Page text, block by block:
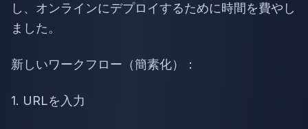
し、オンラインにデプロイするために時間を費やし
ました。
新しいワークフロー（簡素化）：
1. URLを入力